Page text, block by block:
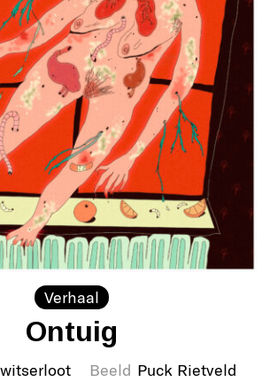
Verhaal
Ontuig
Beeld Puck Rietveld